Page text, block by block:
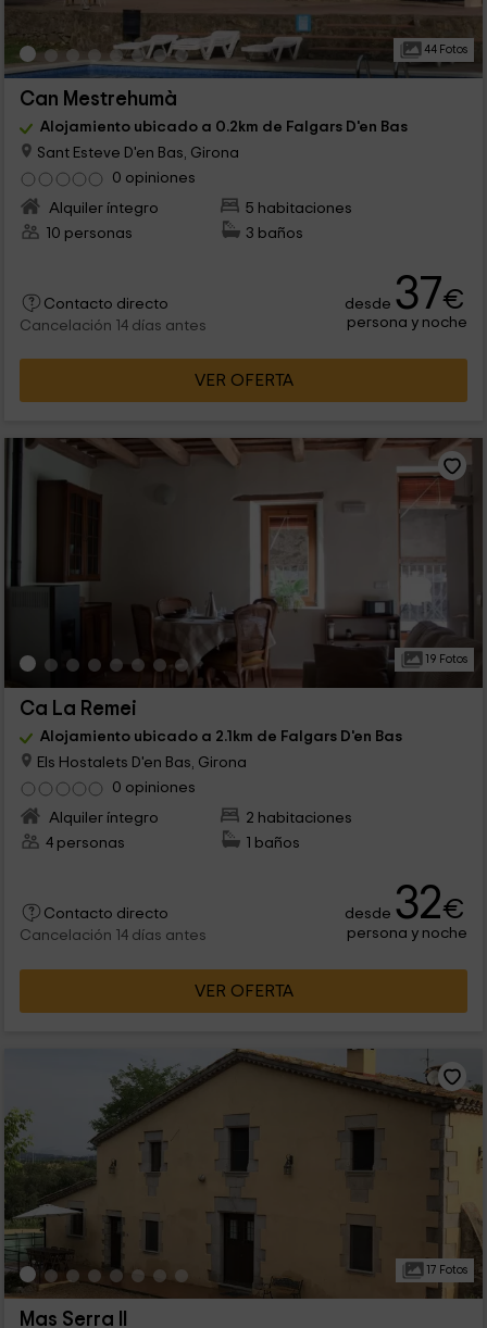
44 Fotos
Can Mestrehumà
Alojamiento ubicado a 0.2km de Falgars D'en Bas
Sant Esteve D'en Bas, Girona
0 opiniones
Alquiler íntegro
5 habitaciones
10 personas
3 baños
Contacto directo
Cancelación 14 días antes
desde 37€
persona y noche
VER OFERTA
19 Fotos
Ca La Remei
Alojamiento ubicado a 2.1km de Falgars D'en Bas
Els Hostalets D'en Bas, Girona
0 opiniones
Alquiler íntegro
2 habitaciones
4 personas
1 baños
Contacto directo
Cancelación 14 días antes
desde 32€
persona y noche
VER OFERTA
17 Fotos
Mas Serra II